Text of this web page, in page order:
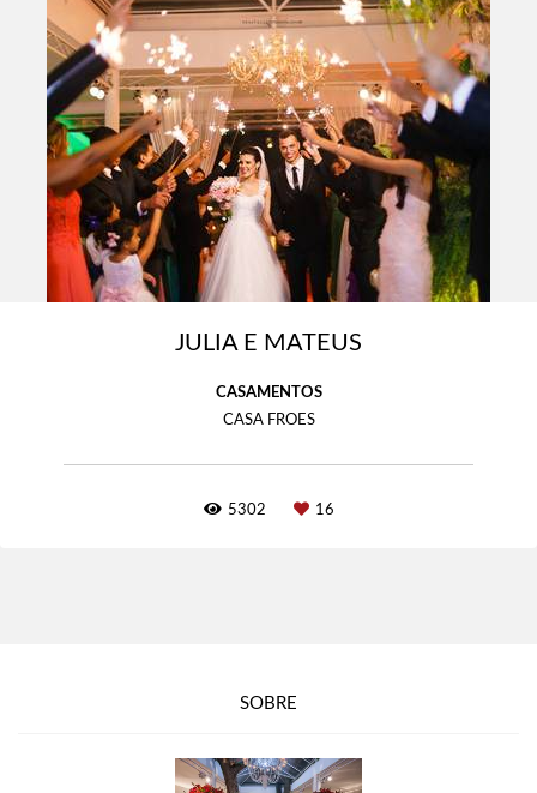
JULIA E MATEUS
CASAMENTOS
CASA FROES
5302 16
SOBRE